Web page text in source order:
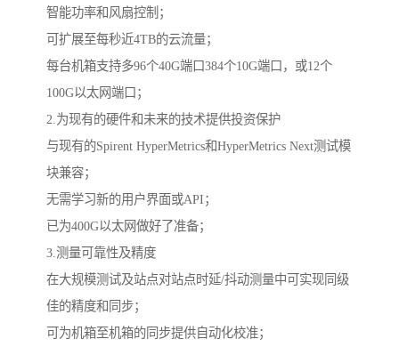
智能功率和风扇控制；
可扩展至每秒近4TB的云流量；
每台机箱支持多96个40G端口384个10G端口，或12个
100G以太网端口；
2.为现有的硬件和未来的技术提供投资保护
与现有的Spirent HyperMetrics和HyperMetrics Next测试模
块兼容；
无需学习新的用户界面或API；
已为400G以太网做好了准备；
3.测量可靠性及精度
在大规模测试及站点对站点时延/抖动测量中可实现同级
佳的精度和同步；
可为机箱至机箱的同步提供自动化校准；